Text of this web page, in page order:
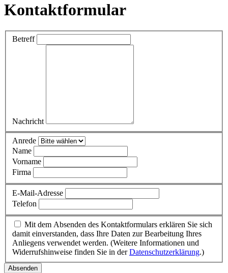
Kontaktformular
Betreff
Nachricht
Anrede
Name
Vorname
Firma
E-Mail-Adresse
Telefon
Mit dem Absenden des Kontaktformulars erklären Sie sich
damit einverstanden, dass Ihre Daten zur Bearbeitung Ihres
Anliegens verwendet werden. (Weitere Informationen und
Widerrufshinweise finden Sie in derDatenschutzerklärung.)
Absenden